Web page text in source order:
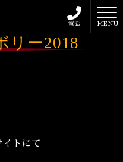
MENU
電話
リー2018
トにて